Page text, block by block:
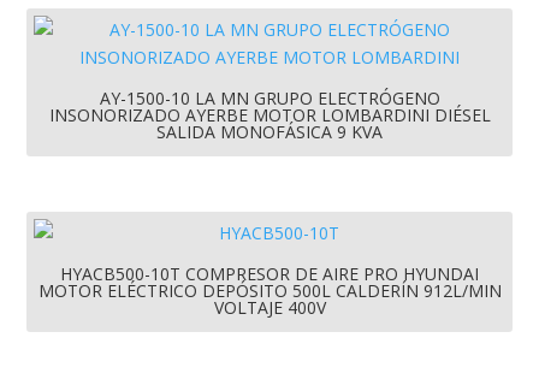
AY-1500-10 LA MN GRUPO ELECTRÓGENO
INSONORIZADO AYERBE MOTOR LOMBARDINI DIÉSEL
SALIDA MONOFÁSICA 9 KVA
HYACB500-10T COMPRESOR DE AIRE PRO HYUNDAI
MOTOR ELÉCTRICO DEPÓSITO 500L CALDERÍN 912L/MIN
VOLTAJE 400V